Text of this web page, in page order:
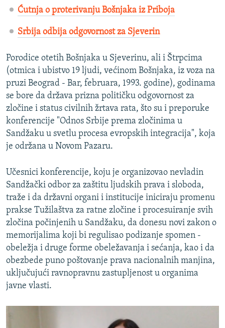
Ćutnja o proterivanju Bošnjaka iz Priboja
Srbija odbija odgovornost za Sjeverin
Porodice otetih Bošnjaka u Sjeverinu, ali i Štrpcima
(otmica i ubistvo 19 ljudi, većinom Bošnjaka, iz voza na
pruzi Beograd - Bar, februara, 1993. godine), godinama
se bore da država prizna političku odgovornost za
zločine i status civilnih žrtava rata, što su i preporuke
konferencije "Odnos Srbije prema zločinima u
Sandžaku u svetlu procesa evropskih integracija", koja
je održana u Novom Pazaru.
Učesnici konferencije, koju je organizovao nevladin
Sandžački odbor za zaštitu ljudskih prava i sloboda,
traže i da državni organi i institucije iniciraju promenu
prakse Tužilaštva za ratne zločine i procesuiranje svih
zločina počinjenih u Sandžaku, da donesu novi zakon o
memorijalima koji bi regulisao podizanje spomen -
obeležja i druge forme obeležavanja i sećanja, kao i da
obezbede puno poštovanje prava nacionalnih manjina,
uključujući ravnopravnu zastupljenost u organima
javne vlasti.